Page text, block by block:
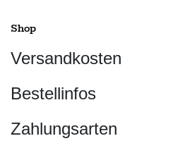
Shop
Versandkosten
Bestellinfos
Zahlungsarten